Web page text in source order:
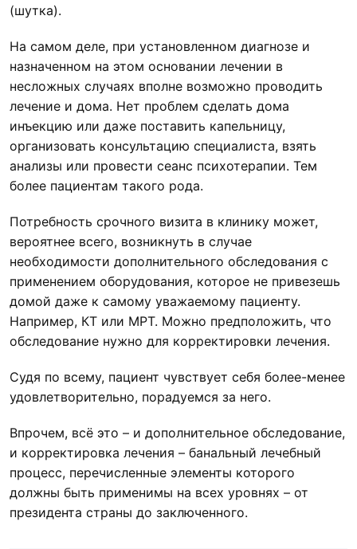
(шутка).
На самом деле, при установленном диагнозе и
назначенном на этом основании лечении в
несложных случаях вполне возможно проводить
лечение и дома. Нет проблем сделать дома
инъекцию или даже поставить капельницу,
организовать консультацию специалиста, взять
анализы или провести сеанс психотерапии. Тем
более пациентам такого рода.
Потребность срочного визита в клинику может,
вероятнее всего, возникнуть в случае
необходимости дополнительного обследования с
применением оборудования, которое не привезешь
домой даже к самому уважаемому пациенту.
Например, КТ или МРТ. Можно предположить, что
обследование нужно для корректировки лечения.
Судя по всему, пациент чувствует себя более-менее
удовлетворительно, порадуемся за него.
Впрочем, всё это – и дополнительное обследование,
и корректировка лечения – банальный лечебный
процесс, перечисленные элементы которого
должны быть применимы на всех уровнях – от
президента страны до заключенного.